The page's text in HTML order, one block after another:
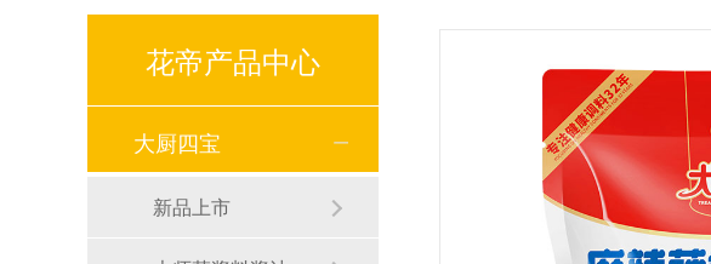
花帝产品中心
大厨四宝
新品上市